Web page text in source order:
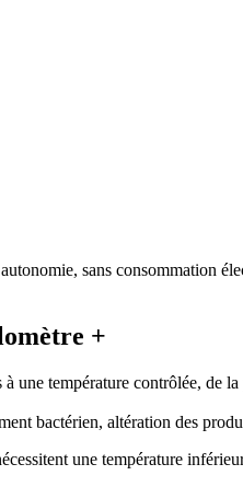
sans consommation
+
une température contrôlée, de
bactérien, altération des
une température